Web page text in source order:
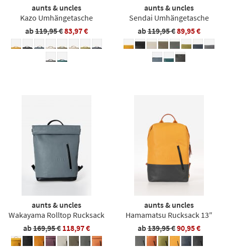
aunts & uncles
Kazo Umhängetasche
ab119,95 €83,97 €
aunts & uncles
Sendai Umhängetasche
ab119,95 €89,95 €
aunts & uncles
Wakayama Rolltop Rucksack
ab169,95 € 118,97 €
aunts & uncles
Hamamatsu Rucksack 13″
ab139,95 €90,95 €